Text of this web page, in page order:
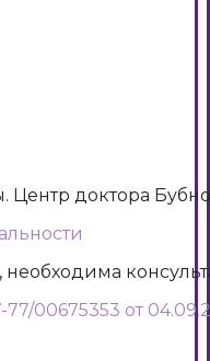
доктора
00675353 от